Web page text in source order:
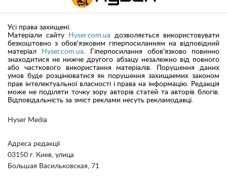
Hyser Media
Адреса редакції
03150 г. Киев, улица
Большая Васильковская, 71
Усі права захищені.
Матеріали сайту
Hyser.com.ua дозволяється використовувати
безкоштовно з обов'язковим гіперпосиланням на відповідний
матеріал
Hyser.com.ua . Гіперпосилання обов'язково повинно
знаходитися не нижче другого абзацу незалежно від повного
або часткового використання матеріалів. Порушення даних
умов буде розцінюватися як порушення захищаемих законом
прав інтелектуальної власності і права на інформацію. Редакція
може не поділяти точку зору авторів статей та авторів блогів.
Відповідальність за зміст реклами несуть рекламодавці.